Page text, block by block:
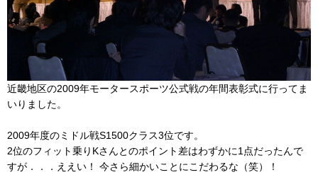
近畿地区の2009年モータースポーツ公式戦の年間表彰式に行ってま
いりました。
2009年度のミドル戦S1500クラス3位です。
2位のフィット乗りKさんとのポイント差はわずかに1点だったんで
すが．．．ええい！ 今さら細かいことにこだわるな（笑）！